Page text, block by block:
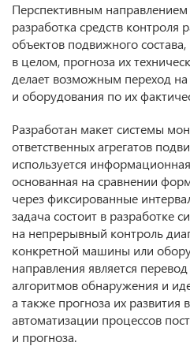
Перспективным направлением
разработка средств контроля
объектов подвижного
в целом, прогноза их
делает возможным переход
и оборудования по их
Разработан макет системы
ответственных агрегатов
используется
основанная на сравнении
через фиксированные
задача состоит в разработке
на непрерывный контроль
конкретной машины или
направления является
алгоритмов обнаружения и
а также прогноза их
автоматизации процессов
и прогноза.